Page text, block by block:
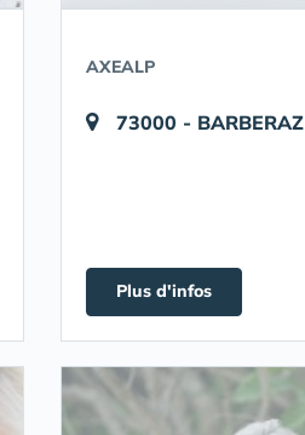
AXEALP
73000 - BARBERAZ
Plus d'infos